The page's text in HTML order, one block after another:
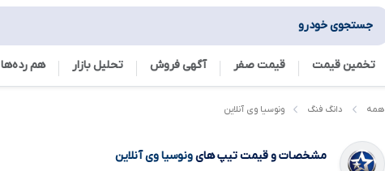
جستجوی خودرو
تخمین قیمت قیمت صفر آگهی فروش تحلیل بازار هم رده‌ها‌
همه دانگ فنگ ونوسیا وی آنلاین
مشخصات و قیمت تیپ هایونوسیا وی آنلاین